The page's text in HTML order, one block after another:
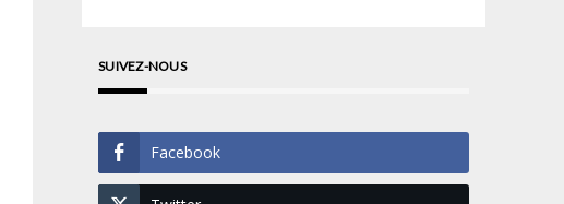
SUIVEZ-NOUS
Facebook